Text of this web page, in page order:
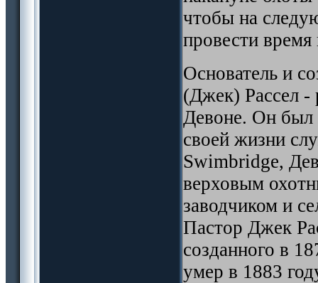
чтобы на
провести время
Основатель и
(Джек) Рассел -
Девоне. Он был
своей жизни
Swimbridge,
верховым
заводчиком и
Пастор Джек
созданного в
умер в 1883